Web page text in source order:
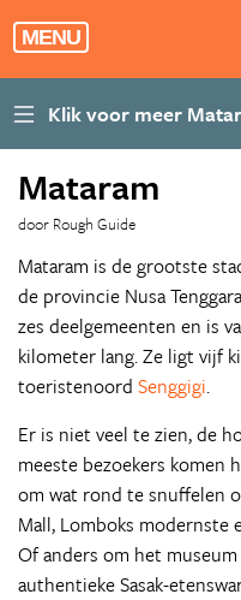
MENU
Mataram
door Rough Guide
Mataram is de grootste
de provincie Nusa
zes deelgemeenten en is
kilometer lang. Ze ligt vijf
toeristenoord Senggigi.
Er is niet veel te zien, de
meeste bezoekers komen
om wat rond te snuffelen
Mall, Lomboks modernste
Of anders om het
authentieke Sasak-